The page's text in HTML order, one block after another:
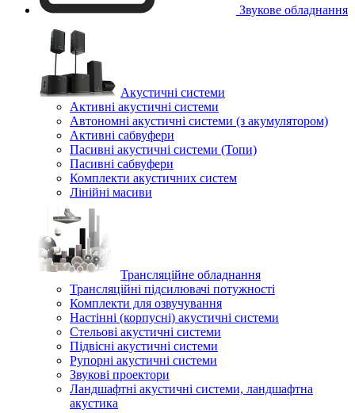
Звукове обладнання
Акустичні системи
Активні акустичні системи
Автономні акустичні системи (з акумулятором)
Активні сабвуфери
Пасивні акустичні системи (Топи)
Пасивні сабвуфери
Комплекти акустичних систем
Лінійні масиви
Трансляційне обладнання
Трансляційні підсилювачі потужності
Комплекти для озвучування
Настінні (корпусні) акустичні системи
Стельові акустичні системи
Підвісні акустичні системи
Рупорні акустичні системи
Звукові проектори
Ландшафтні акустичні системи, ландшафтна
акустика